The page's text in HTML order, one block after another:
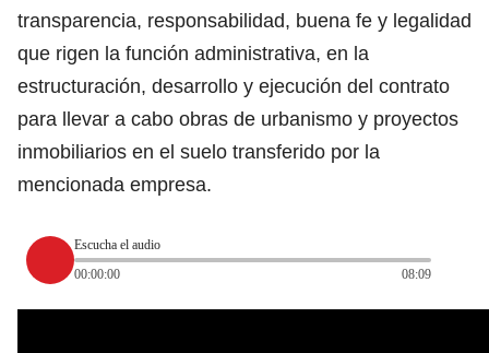
transparencia, responsabilidad, buena fe y legalidad
que rigen la función administrativa, en la
estructuración, desarrollo y ejecución del contrato
para llevar a cabo obras de urbanismo y proyectos
inmobiliarios en el suelo transferido por la
mencionada empresa.
Escucha el audio
00:00:00
08:09